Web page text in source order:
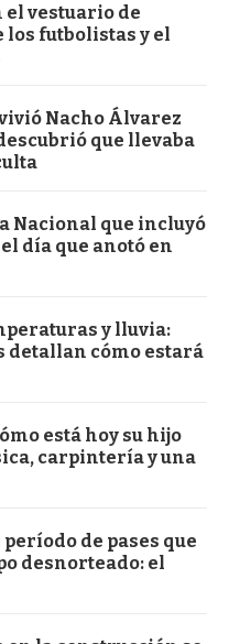
el vestuario de
los futbolistas y el
Nacho Álvarez
que llevaba
Nacional que incluyó
día que anotó en
y lluvia:
detallan cómo estará
está hoy su hijo
carpintería y una
de pases que
desnorteado: el